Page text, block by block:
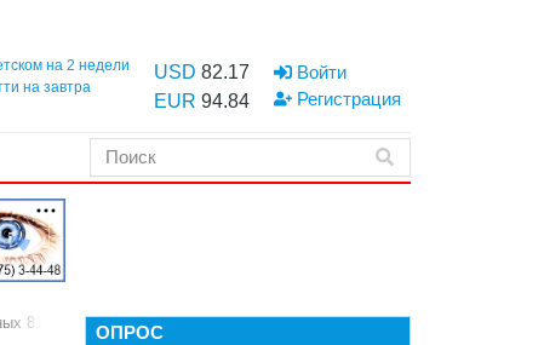
на 2 недели
на завтра
USD 82.17
EUR 94.84
Войти
Регистрация
81-й годовщине Победы советского народа в Великой Отечественной
ОПРОС